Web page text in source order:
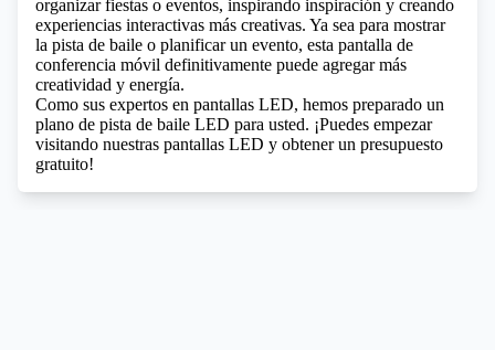
organizar fiestas o eventos, inspirando inspiración y creando
experiencias interactivas más creativas. Ya sea para mostrar
la pista de baile o planificar un evento, esta pantalla de
conferencia móvil definitivamente puede agregar más
creatividad y energía.
Como sus expertos en pantallas LED, hemos preparado un
plano de pista de baile LED para usted. ¡Puedes empezar
visitando nuestras pantallas LED y obtener un presupuesto
gratuito!